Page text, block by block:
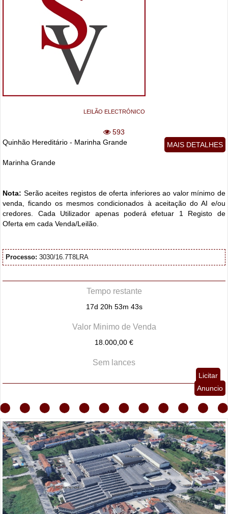
LEILÃO ELECTRÓNICO
593
MAIS DETALHES
Quinhão Hereditário - Marinha Grande
Marinha Grande
Nota: Serão aceites registos de oferta inferiores ao valor mínimo de
venda, ficando os mesmos condicionados à aceitação do AI e/ou
credores. Cada Utilizador apenas poderá efetuar 1 Registo de
Oferta em cada Venda/Leilão.
Processo: 3030/16.7T8LRA
Tempo restante
17d 20h 53m 42s
Valor Minimo de Venda
18.000,00 €
Sem lances
Licitar
Anuncio